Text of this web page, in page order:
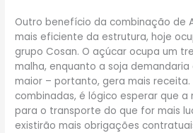
Outro benefício da combinação de
mais eficiente da estrutura, hoje
grupo Cosan. O açúcar ocupa um
malha, enquanto a soja
maior – portanto, gera mais receita.
combinadas, é lógico esperar que
para o transporte do que for mais
existirão mais obrigações